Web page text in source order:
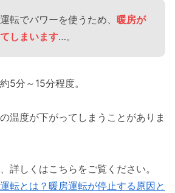
転でパワーを使うため、 暖房が
しまいます…。
5分～15分程度。
温度が下がってしまうことがありま
詳しくはこちらをご覧ください。
転とは？暖房運転が停止する原因と